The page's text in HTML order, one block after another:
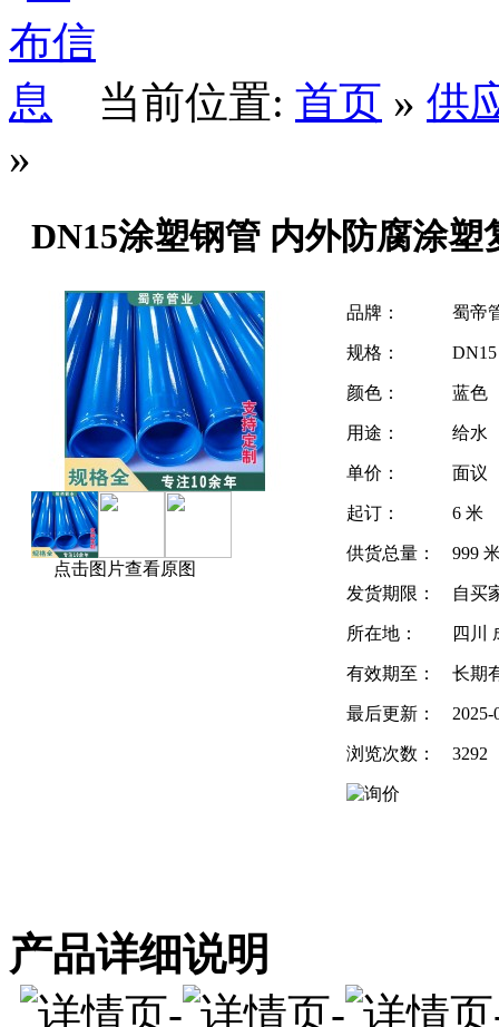
当前位置: 首页 » 供
»
DN15涂塑钢管 内外防腐涂塑
点击图片查看原图
品牌： 蜀帝
规格： DN15
颜色： 蓝色
用途： 给水
单价： 面议
起订： 6 米
供货总量： 999
发货期限： 自买
所在地： 四川
有效期至： 长期
最后更新： 2025-
浏览次数： 3292
产品详细说明